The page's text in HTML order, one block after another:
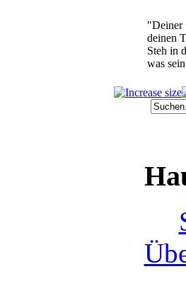
"Deiner
deinen
Steh in
was